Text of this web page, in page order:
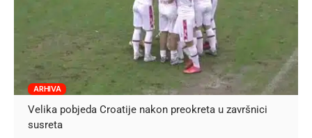
ARHIVA
Velika pobjeda Croatije nakon preokreta u završnici
susreta